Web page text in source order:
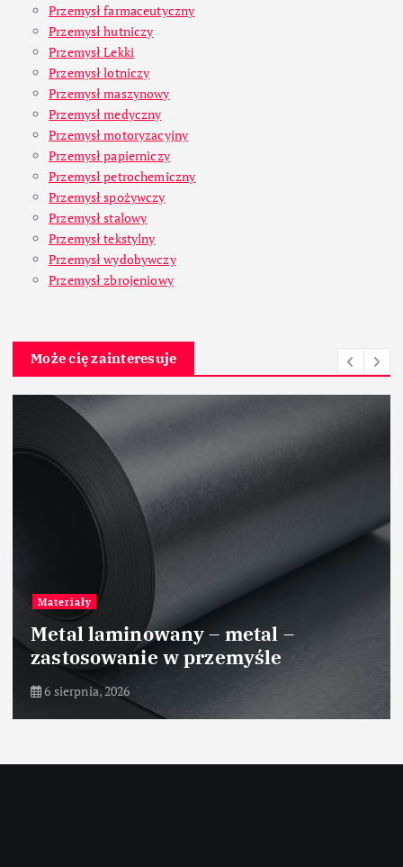
Przemysł farmaceutyczny
Przemysł hutniczy
Przemysł Lekki
Przemysł lotniczy
Przemysł maszynowy
Przemysł medyczny
Przemysł motoryzacyjny
Przemysł papierniczy
Przemysł petrochemiczny
Przemysł spożywczy
Przemysł stalowy
Przemysł tekstylny
Przemysł wydobywczy
Przemysł zbrojeniowy
Może cię zainteresuje
Materiały
Metal laminowany – metal –
zastosowanie w przemyśle
6 sierpnia, 2026